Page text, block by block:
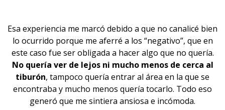
Esa experiencia me marcó debido a que no canalicé bien
lo ocurrido porque me aferré a los “negativo”, que en
este caso fue ser obligada a hacer algo que no quería.
No quería ver de lejos ni mucho menos de cerca al
tiburón, tampoco quería entrar al área en la que se
encontraba y mucho menos quería tocarlo. Todo eso
generó que me sintiera ansiosa e incómoda.